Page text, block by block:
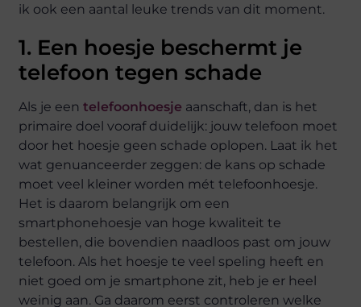
ik ook een aantal leuke trends van dit moment.
1. Een hoesje beschermt je
telefoon tegen schade
Als je eentelefoonhoesje aanschaft, dan is het
primaire doel vooraf duidelijk: jouw telefoon moet
door het hoesje geen schade oplopen. Laat ik het
wat genuanceerder zeggen: de kans op schade
moet veel kleiner worden mét telefoonhoesje.
Het is daarom belangrijk om een
smartphonehoesje van hoge kwaliteit te
bestellen, die bovendien naadloos past om jouw
telefoon. Als het hoesje te veel speling heeft en
niet goed om je smartphone zit, heb je er heel
weinig aan. Ga daarom eerst controleren welke